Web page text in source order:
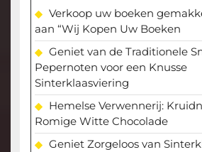
Verkoop uw boeken
aan “Wij Kopen Uw Boeken
Geniet van de Traditionele
Pepernoten voor een Knusse
Sinterklaasviering
Hemelse Verwennerij:
Romige Witte Chocolade
Geniet Zorgeloos van